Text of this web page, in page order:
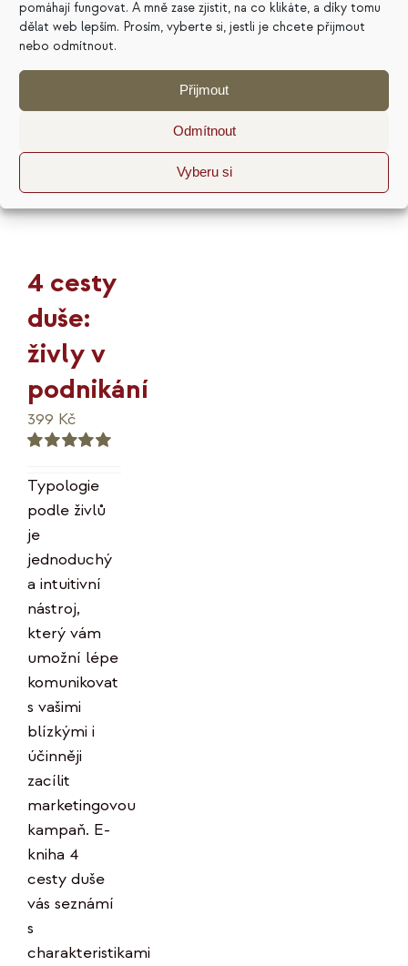
pomáhají fungovat. A mně zase zjistit, na co klikáte, a díky tomu
dělat web lepším. Prosím, vyberte si, jestli je chcete přijmout
nebo odmítnout.
Přijmout
Odmítnout
Vyberu si
výsledky.
Přidat
košíku
4 cesty
duše:
živly v
podnikání
5.00z 5
399 Kč
Typologie
podle živlů
je
jednoduchý
a intuitivní
nástroj,
který vám
umožní lépe
komunikovat
s vašimi
blízkými i
účinněji
zacílit
marketingovou
kampaň. E-
kniha 4
cesty duše
vás seznámí
s
charakteristikami